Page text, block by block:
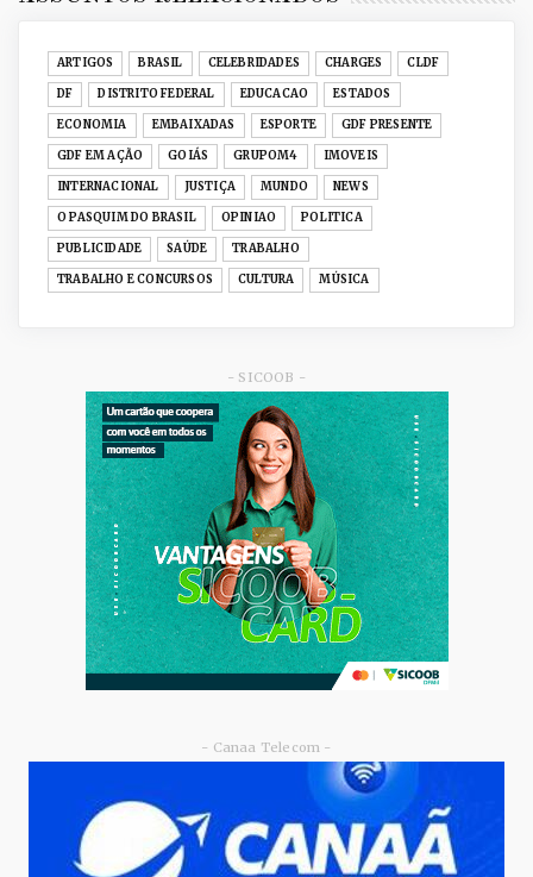
UNCATEGORIZED
Senac-DF leva oficinas gastronômicas à 33ª
Expochê com recei...
Junho 15, 2026
ACERVO DIGITAL
Acervo histórico de O Pasquim ganha novas
edições digitais e...
Junho 14, 2026
GRUPOM4
Junho 12, 2026
GRUPOM4
Celina Leão vira a página do CAD-DF e inicia
nova fase de ec...
Junho 09, 2026
ARTIGOS BRASIL CELEBRIDADES CHARGES CLDF
DF DISTRITO FEDERAL EDUCACAO ESTADOS
ECONOMIA EMBAIXADAS ESPORTE GDF PRESENTE
GDF EM AÇÃO GOIÁS GRUPOM4 IMOVEIS
INTERNACIONAL JUSTIÇA MUNDO NEWS
O PASQUIM DO BRASIL OPINIAO POLITICA
PUBLICIDADE SAÚDE TRABALHO
TRABALHO E CONCURSOS CULTURA MÚSICA
- SICOOB -
- Canaa Telecom -